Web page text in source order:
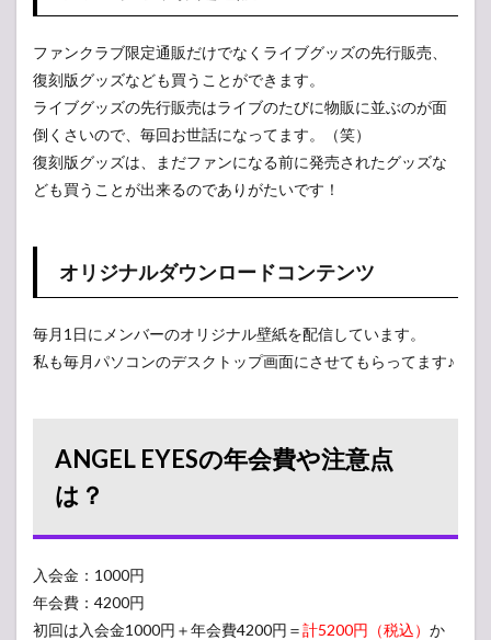
ファンクラブ限定通販だけでなくライブグッズの先行販売、
復刻版グッズなども買うことができます。
ライブグッズの先行販売はライブのたびに物販に並ぶのが面
倒くさいので、毎回お世話になってます。（笑）
復刻版グッズは、まだファンになる前に発売されたグッズな
ども買うことが出来るのでありがたいです！
オリジナルダウンロードコンテンツ
毎月1日にメンバーのオリジナル壁紙を配信しています。
私も毎月パソコンのデスクトップ画面にさせてもらってます♪
ANGEL EYESの年会費や注意点
は？
入会金：1000円
年会費：4200円
初回は入会金1000円＋年会費4200円＝計5200円（税込） か